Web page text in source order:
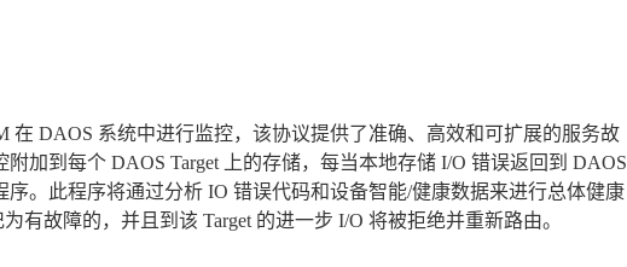
在 DAOS 系统中进行监控，该协议提供了准确、高效和可扩展的服务故
加到每个 DAOS Target 上的存储，每当本地存储 I/O 错误返回到 DAOS
。此程序将通过分析 IO 错误代码和设备智能/健康数据来进行总体健康
有故障的，并且到该 Target 的进一步 I/O 将被拒绝并重新路由。